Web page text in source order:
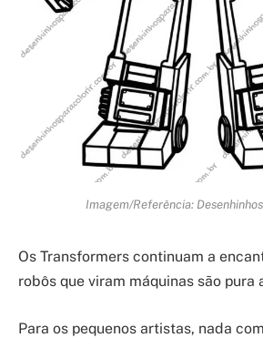
Imagem/Referência:
Os Transformers continuam a
robôs que viram máquinas são pura
Para os pequenos artistas, nada